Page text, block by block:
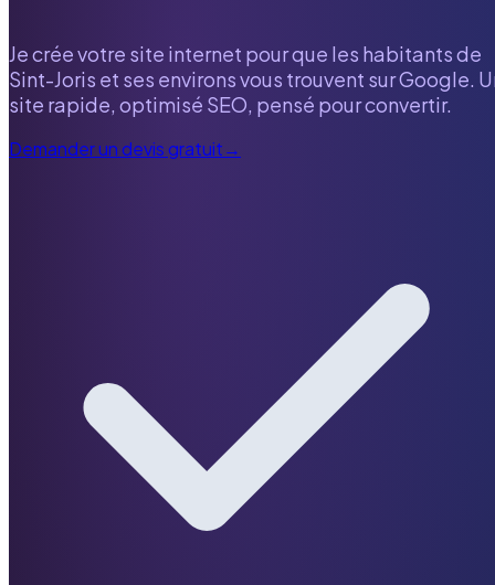
Je crée votre site internet pour que les habitants de
Sint-Joris et ses environs vous trouvent sur Google.
site rapide, optimisé SEO, pensé pour convertir.
Demander un devis gratuit→